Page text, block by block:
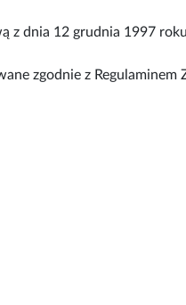
z dnia 12 grudnia 1997
zgodnie z Regulaminem